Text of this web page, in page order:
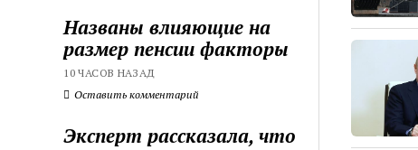
Названы влияющие на
размер пенсии факторы
10 ЧАСОВ НАЗАД
Оставить комментарий
Эксперт рассказала, что